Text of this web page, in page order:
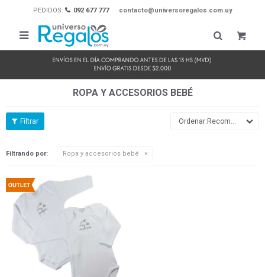
PEDIDOS: 092 677 777 contacto@universoregalos.com.uy

ROPA Y ACCESORIOS BEBÉ
Recomendados
Filtrando por: Ropa y accesorios bebé